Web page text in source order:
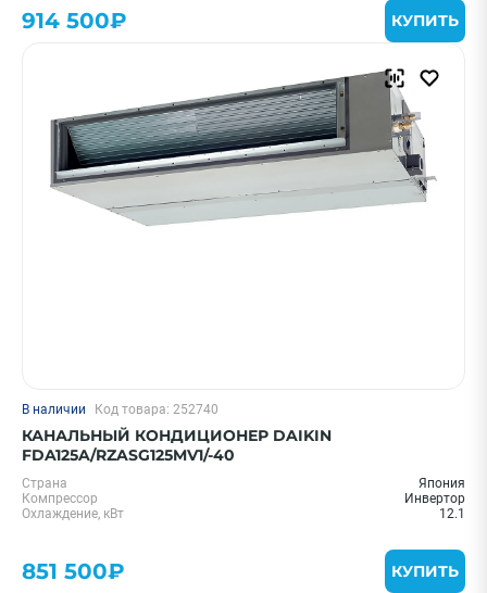
914 500₽ КУПИТЬ
В наличии Код товара: 252740
КАНАЛЬНЫЙ КОНДИЦИОНЕР DAIKIN
FDA125A/RZASG125MV1/-40
Страна
Япония
Компрессор
Инвертор
Охлаждение, кВт
12.1
851 500₽ КУПИТЬ